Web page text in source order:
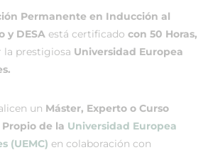
Permanente en Inducción al
y DESA está certificado con 50 Horas,
la prestigiosa Universidad Europea
un Máster, Experto o Curso
de la Universidad Europea
(UEMC) en colaboración con